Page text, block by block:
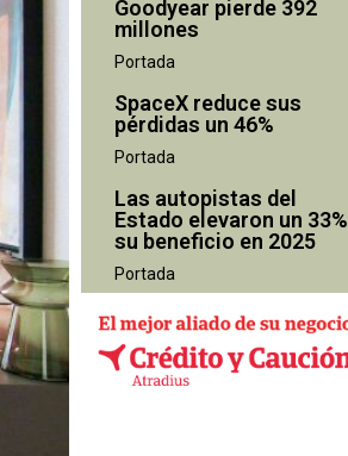
Goodyear pierde 392
millones
Portada
SpaceX reduce sus
pérdidas un 46%
Portada
Las autopistas del
Estado elevaron un 33%
su beneficio en 2025
Portada